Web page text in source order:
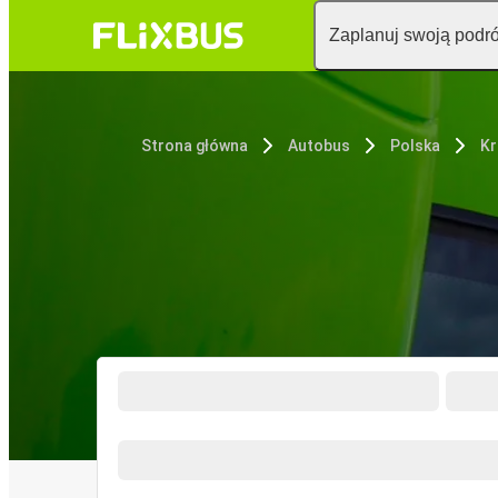
Zaplanuj swoją
Strona główna Autobus Polska